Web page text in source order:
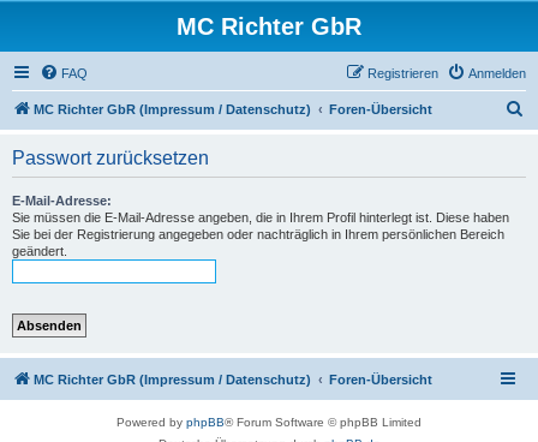
MC Richter GbR
FAQ Anmelden
Registrieren
MC Richter GbR (Impressum / Datenschutz) Foren-Übersicht
Passwort zurücksetzen
E-Mail-Adresse:
Sie müssen die E-Mail-Adresse angeben, die in Ihrem Profil hinterlegt ist. Diese haben
Sie bei der Registrierung angegeben oder nachträglich in Ihrem persönlichen Bereich
geändert.
MC Richter GbR (Impressum / Datenschutz) Foren-Übersicht
Powered by phpBB® Forum Software © phpBB Limited